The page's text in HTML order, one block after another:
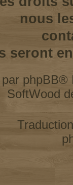
nous
seront
phpBB®
SoftWood